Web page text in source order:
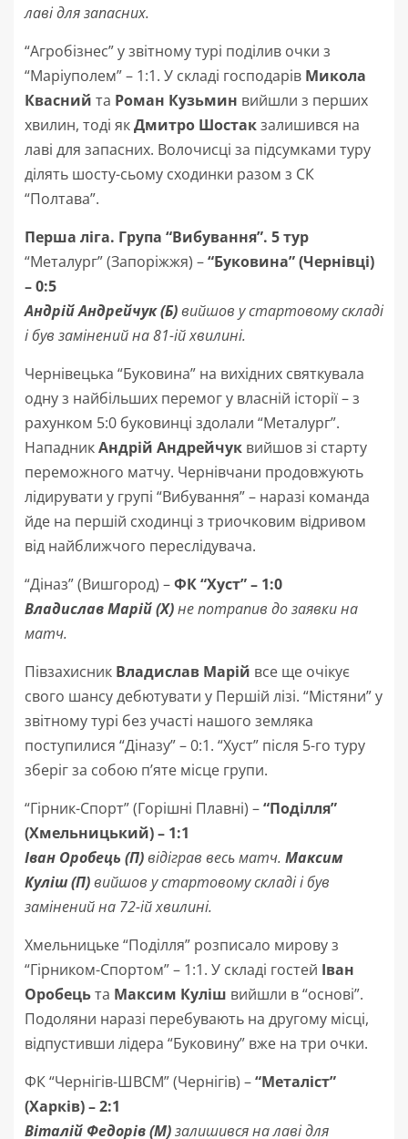
лаві для запасних.
“Агробізнес” у звітному турі поділив очки з
“Маріуполем” – 1:1. У складі господарів Микола
Квасний та Роман Кузьмин вийшли з перших
хвилин, тоді якДмитро Шостакзалишився на
лаві для запасних. Волочисці за підсумками туру
ділять шосту-сьому сходинки разом з СК
“Полтава”.
Перша ліга. Група “Вибування”. 5 тур
“Металург” (Запоріжжя) –“Буковина” (Чернівці)
– 0:5
Андрій Андрейчук (Б)вийшов у стартовому складі
і був замінений на 81-ій хвилині.
Чернівецька “Буковина” на вихідних святкувала
одну з найбільших перемог у власній історії – з
рахунком 5:0 буковинці здолали “Металург”.
НападникАндрій Андрейчук вийшов зі старту
переможного матчу. Чернівчани продовжують
лідирувати у групі “Вибування” – наразі команда
йде на першій сходинці з триочковим відривом
від найближчого переслідувача.
“Діназ” (Вишгород) –ФК “Хуст” – 1:0
Владислав Марій (Х)не потрапив до заявки на
матч.
Півзахисник Владислав Марій все ще очікує
свого шансу дебютувати у Першій лізі. “Містяни” у
звітному турі без участі нашого земляка
поступилися “Діназу” – 0:1. “Хуст” після 5-го туру
зберіг за собою п’яте місце групи.
“Гірник-Спорт” (Горішні Плавні) –“Поділля”
(Хмельницький) – 1:1
Іван Оробець (П)відіграв весь матч. Максим
Куліш (П)вийшов у стартовому складі і був
замінений на 72-ій хвилині.
Хмельницьке “Поділля” розписало мирову з
“Гірником-Спортом” – 1:1. У складі гостей Іван
Оробецьта Максим Куліш вийшли в “основі”.
Подоляни наразі перебувають на другому місці,
відпустивши лідера “Буковину” вже на три очки.
ФК “Чернігів-ШВСМ” (Чернігів) –“Металіст”
(Харків) – 2:1
Віталій Федорів (М)залишився на лаві для